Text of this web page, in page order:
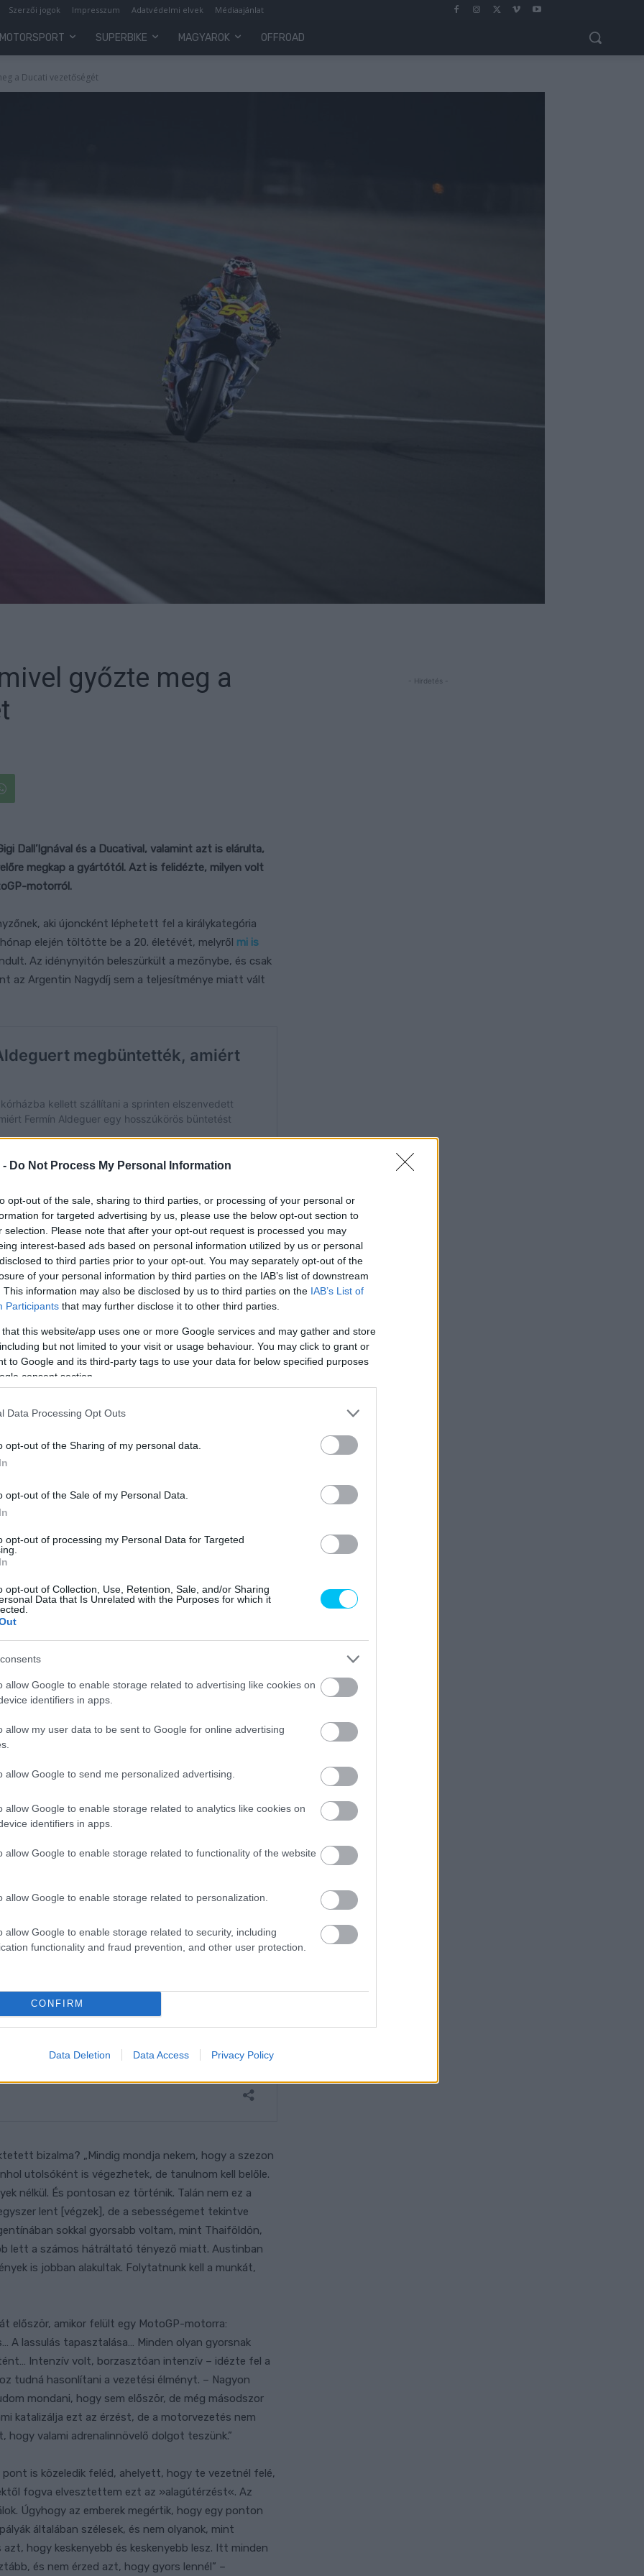
- Do Not Process My Personal Information
opt-out of the sale, sharing to third parties, or processing of your personal or
for targeted advertising by us, please use the below opt-out section to
selection. Please note that after your opt-out request is processed you may
interest-based ads based on personal information utilized by us or personal
to third parties prior to your opt-out. You may separately opt-out of the
of your personal information by third parties on the IAB’s list of downstream
This information may also be disclosed by us to third parties on the IAB’s List of
Participants that may further disclose it to other third parties.
that this website/app uses one or more Google services and may gather and store
but not limited to your visit or usage behaviour. You may click to grant or
to Google and its third-party tags to use your data for below specified purposes
consent section.
Data Processing Opt Outs
opt-out of the Sharing of my personal data.
opt-out of the Sale of my Personal Data.
opt-out of processing my Personal Data for Targeted
opt-out of Collection, Use, Retention, Sale, and/or Sharing
Data that Is Unrelated with the Purposes for which it
allow Google to enable storage related to advertising like cookies on
identifiers in apps.
allow my user data to be sent to Google for online advertising
allow Google to send me personalized advertising.
allow Google to enable storage related to analytics like cookies on
identifiers in apps.
allow Google to enable storage related to functionality of the website
allow Google to enable storage related to personalization.
allow Google to enable storage related to security, including
functionality and fraud prevention, and other user protection.
CONFIRM
Data Deletion Data Access Privacy Policy
Szerzői jogok Impresszum Adatvédelmi elvek Médiaajánlat
MOTORSPORT SUPERBIKE MAGYAROK OFFROAD
a Ducati vezetőségét
győzte meg a
Dall’Ignával és a Ducatival, valamint azt is elárulta,
megkap a gyártótól. Azt is felidézte, milyen volt
motorról.
aki újoncként léphetett fel a királykategória
elején töltötte be a 20. életévét, melyről mi is
Az idénynyitón beleszürkült a mezőnybe, és csak
az Argentin Nagydíj sem a teljesítménye miatt vált
A főfutamon kiváló tempót mutatott, menetelését
bukása törte ketté. Amennyiben nem esik el, akár a
is remekelt, ahol negyedik helyének
pontjait valamint a főfutamon is ötödik lett. Bár a
a csillogást, most minden jel arra utal, hogy
IN THE SPAN
@ALDEGUER54 AND
ARE OUT OF
#AMERICASGP🇺🇸
amikor kapcsolatba lépett jelenlegi kenyéradójával,
igazgatójával, Gigi Dall’Ignával: „Sosem láttam előtte
– Először a gyári csapatot figyelte,
Előbb Álex [Márquezt], majd engem, szóval
forróság meg minden más miatt, inkább
nekem, hogy »Fermín, várj, beszélnünk kell«.
egész végig. Nagy tehetséget látott bennem, és
– mutatott rá az aláírás körülményeire
számára. – És még inkább akkor, amikor még egy
engem. Az igaz, hogy nyomás alatt voltam, hogy
tudtam kezelni. Tudtam, hogy mi vár rám, és a
alakult, ahogyan azt elképzeltem.”
bizalma? „Mindig mondja nekem, hogy a szezon
utolsóként is végezhetek, de tanulnom kell belőle.
nélkül. És pontosan ez történik. Talán nem ez a
lent [végzek], de a sebességemet tekintve
sokkal gyorsabb voltam, mint Thaiföldön,
lett a számos hátráltató tényező miatt. Austinban
is jobban alakultak. Folytatnunk kell a munkát,
először, amikor felült egy MotoGP-motorra:
A lassulás tapasztalása… Minden olyan gyorsnak
Intenzív volt, borzasztóan intenzív – idézte fel a
tudná hasonlítani a vezetési élményt. – Nagyon
mondani, hogy sem először, de még másodszor
katalizálja ezt az érzést, de a motorvezetés nem
valami adrenalinnövelő dolgot teszünk.”
pont is közeledik feléd, ahelyett, hogy te vezetnél felé,
fogva elvesztettem ezt az »alagútérzést«. Az
Úgyhogy az emberek megértik, hogy egy ponton
általában szélesek, és nem olyanok, mint
hogy keskenyebb és keskenyebb lesz. Itt minden
és nem érzed azt, hogy gyors lennél” –
- Hirdetés -